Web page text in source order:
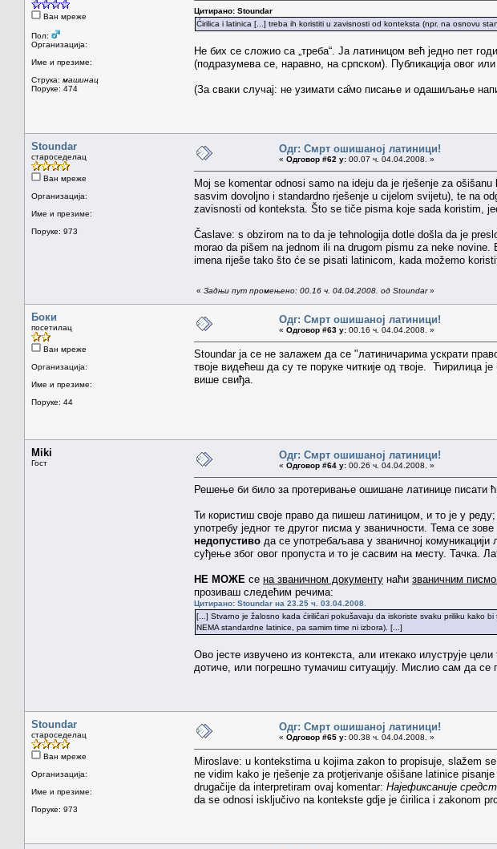
Ван мреже
Пол:
Организација:
Име и презиме:
Струка: машинац
Поруке: 474
Цитирано: Stoundar
Ćirilica i latinica [...] treba ih koristiti u zavisnosti od konteksta (npr. na osnovu
Не бих се сложио са „треба“. Ја латиницом већ једно пет
(подразумева се, наравно, на српском). Публикација овог
(За сваки случај: не узимати са̑мо писање и одашиљање
Stoundar
староседелац
Ван мреже
Организација:
Име и презиме:
Поруке: 973
Одг: Смрт ошишаној латиници!
« Одговор #62 у: 00.07 ч. 04.04.2008. »
Moj se komentar odnosi samo na ideju da je rješenje za
sasvim dovoljno i standardno rješenje u cijelom svijetu), te na
zavisnosti od konteksta. Što se tiče pisma koje sada koristim,
Časlave: s obzirom na to da je tehnologija dotle došla da je
morao da pišem na jednom ili na drugom pismu za neke
imena riješe tako što će se pisati latinicom, kada možemo
« Задњи пут промењено: 00.16 ч. 04.04.2008. од Stoundar»
Боки
посетилац
Ван мреже
Организација:
Име и презиме:
Поруке: 44
Одг: Смрт ошишаној латиници!
« Одговор #63 у: 00.16 ч. 04.04.2008. »
Stoundar ја се не залажем да се "латиничарима ускрати
твоје видећеш да су те поруке читкије од твоје. Ћирилица
више свиђа.
Miki
Гост
Одг: Смрт ошишаној латиници!
« Одговор #64 у: 00.26 ч. 04.04.2008. »
Решење би било за протеривање ошишане латинице писати
Ти користиш своје право да пишеш латиницом, и то је у
употребу једног те другог писма у званичности. Тема се
недопустиво да се употребаљава у званичној
суђење због овог пропуста и то је сасвим на месту. Тачка.
НЕ МОЖЕ се на званичном документу наћи званичним
прозиваш следећим речима:
Цитирано: Stoundar на 23.25 ч. 03.04.2008.
[...] Stvarno je žalosno kada ćiriličari pokušavaju da iskoriste svaku priliku kako
NEMA standardne latinice, pa samim time ni izbora). [...]
Ово јесте извучено из контекста, али итекако илуструје
дотиче, или погрешно тумачиш ситуацију. Мислио сам да се
Stoundar
староседелац
Ван мреже
Организација:
Име и презиме:
Поруке: 973
Одг: Смрт ошишаној латиници!
« Одговор #65 у: 00.38 ч. 04.04.2008. »
Miroslave: u kontekstima u kojima zakon to propisuje, slažem
ne vidim kako je rješenje za protjerivanje ošišane latinice
drugačije da interpretiram ovaj komentar: Најефиксаније
da se odnosi isključivo na kontekste gdje je ćirilica i zakonom